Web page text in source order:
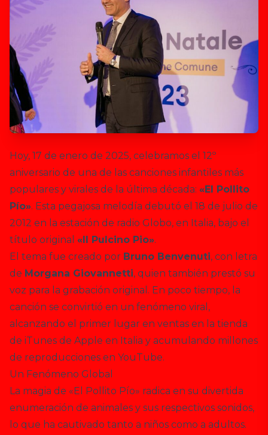
Hoy, 17 de enero de 2025, celebramos el 12º
aniversario de una de las canciones infantiles más
populares y virales de la última década: «El Pollito
Pío». Esta pegajosa melodía debutó el 18 de julio de
2012 en la estación de radio Globo, en Italia, bajo el
título original «Il Pulcino Pio».
El tema fue creado por Bruno Benvenuti, con letra
de Morgana Giovannetti, quien también prestó su
voz para la grabación original. En poco tiempo, la
canción se convirtió en un fenómeno viral,
alcanzando el primer lugar en ventas en la tienda
de iTunes de Apple en Italia y acumulando millones
de reproducciones en YouTube.
Un Fenómeno Global
La magia de «El Pollito Pío» radica en su divertida
enumeración de animales y sus respectivos sonidos,
lo que ha cautivado tanto a niños como a adultos.